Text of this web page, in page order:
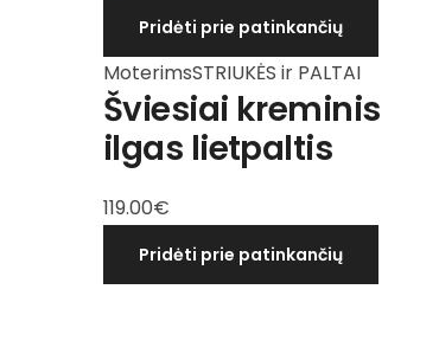
Pridėti prie patinkančių
MoterimsSTRIUKĖS ir PALTAI
Šviesiai kreminis
ilgas lietpaltis
119.00€
Pridėti prie patinkančių